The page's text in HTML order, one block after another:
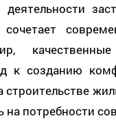
к созданию
строительстве
на потребности